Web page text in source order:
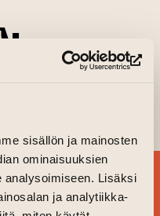
sisällön ja mainosten
ominaisuuksien
analysoimiseen. Lisäksi
ja analytiikka-